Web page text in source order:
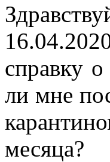
справку
ли мне
месяца?